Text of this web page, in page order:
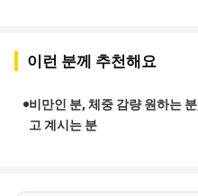
이런 분께 추천해요
비만인 분, 체중 감량 원하는
고 계시는 분